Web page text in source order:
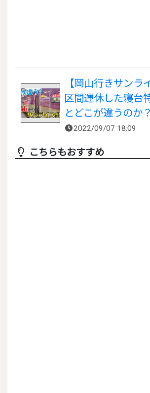
【岡山行きサンラ
区間運休した寝台
とどこが違うのか？
2022/09/07 18:09
こちらもおすすめ